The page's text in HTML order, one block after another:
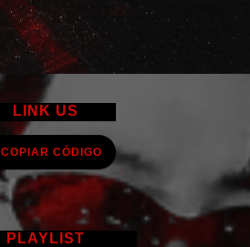
LINK US
COPIAR CÓDIGO
PLAYLIST